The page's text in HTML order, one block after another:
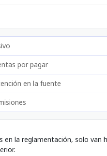
por pagar
en la fuente
en la reglamentación, solo